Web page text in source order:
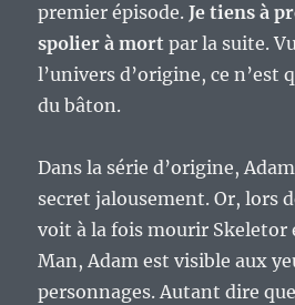
premier épisode.Je tiens à
spolier à mort par la suite.
l’univers d’origine, ce n’est
du bâton.
Dans la série d’origine,
secret jalousement. Or, lors
voit à la fois mourir Skeletor
Man, Adam est visible aux
personnages. Autant dire